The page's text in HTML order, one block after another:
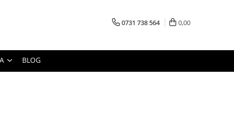
0731 738 564 0,00
BLOG